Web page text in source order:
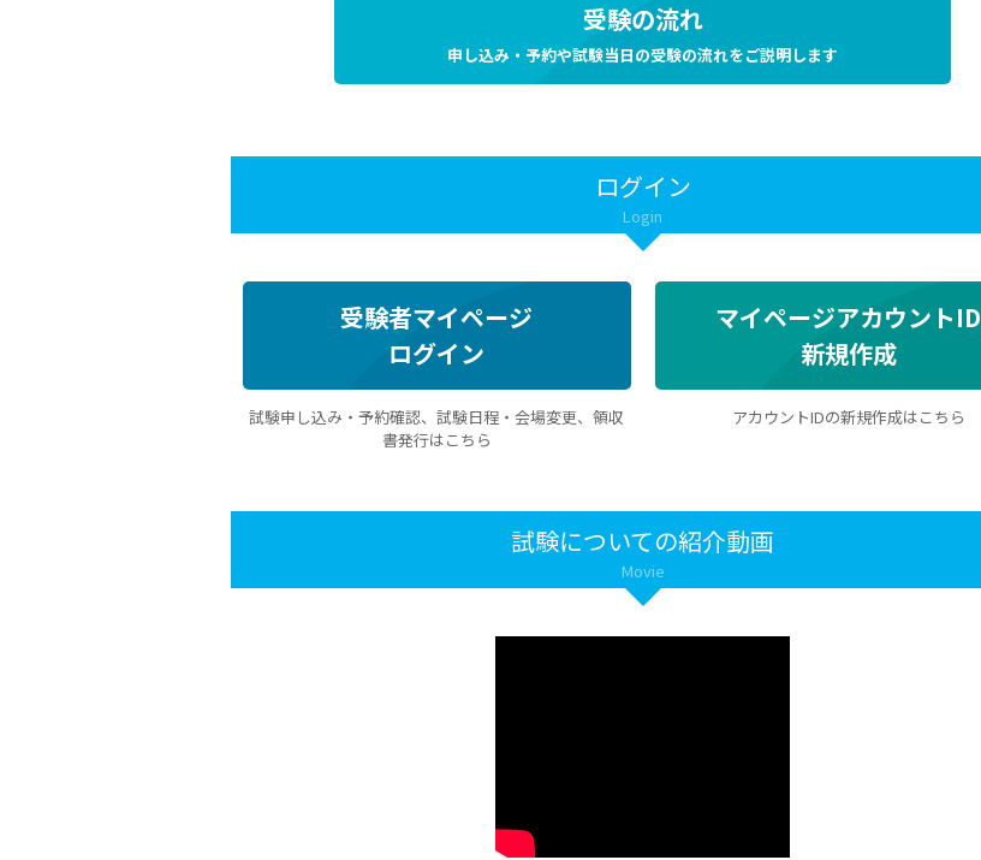
受験の流れ
申し込み・予約や試験当日の受験の流れをご説明します
ログイン
Login
受験者マイページ
ログイン
試験申し込み・予約確認、試験日程・会場変更、領収
書発行はこちら
マイページアカウントID
新規作成
アカウントIDの新規作成はこちら
試験についての紹介動画
Movie